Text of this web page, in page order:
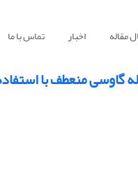
مقاله اخبار تماس با ما
منعطف با